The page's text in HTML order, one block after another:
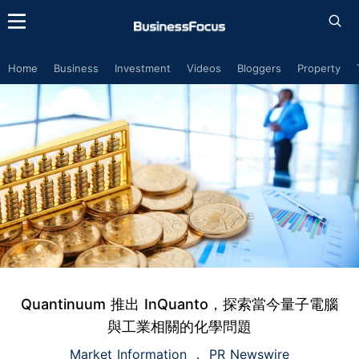
Home Business Investment Videos Bloggers Property
Quantinuum 推出 InQuanto，探索當今量子電腦
與工業相關的化學問題
Market Information PR Newswire